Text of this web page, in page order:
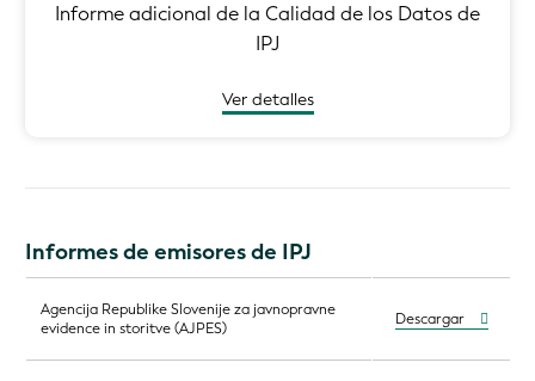
Informe adicional de la Calidad de los Datos de
IPJ
Ver detalles
Informes de emisores de IPJ
Agencija Republike Slovenije za javnopravne
evidence in storitve (AJPES)
Descargar